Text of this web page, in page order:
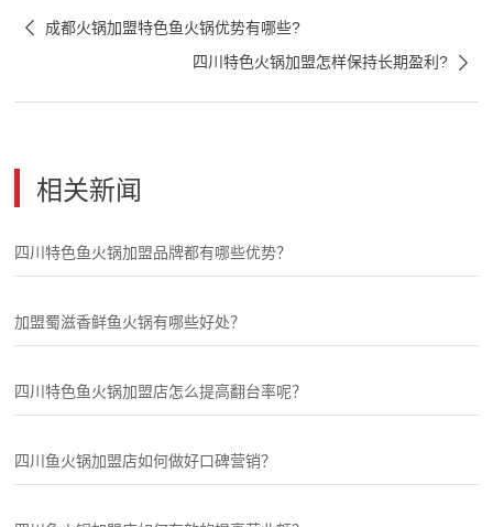
成都火锅加盟特色鱼火锅优势有哪些?

四川特色火锅加盟怎样保持长期盈利?
相关新闻
四川特色鱼火锅加盟品牌都有哪些优势？
加盟蜀滋香鲜鱼火锅有哪些好处？
四川特色鱼火锅加盟店怎么提高翻台率呢？
四川鱼火锅加盟店如何做好口碑营销？